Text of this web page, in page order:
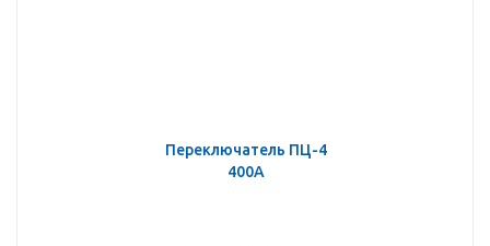
Переключатель ПЦ-4
400А